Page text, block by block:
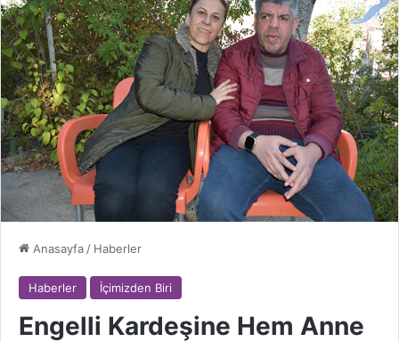
Anasayfa / Haberler
Haberler İçimizden Biri
Engelli Kardeşine Hem Anne